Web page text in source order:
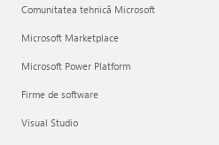
Comunitatea tehnică Microsoft
Microsoft Marketplace
Microsoft Power Platform
Firme de software
Visual Studio